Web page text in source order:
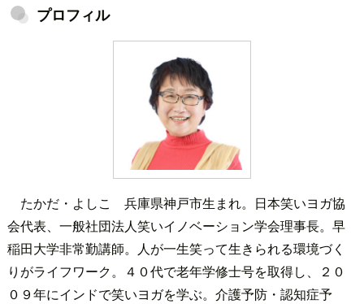
プロフィル
たかだ・よしこ 兵庫県神戸市生まれ。日本笑いヨガ協
会代表、一般社団法人笑いイノベーション学会理事長。早
稲田大学非常勤講師。人が一生笑って生きられる環境づく
りがライフワーク。４０代で老年学修士号を取得し、２０
０９年にインドで笑いヨガを学ぶ。介護予防・認知症予